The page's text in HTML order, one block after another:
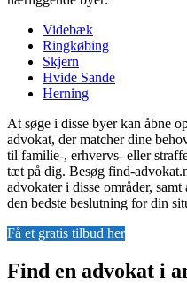
Videbæk
Ringkøbing
Skjern
Hvide Sande
Herning
At søge i disse byer kan åbne
advokat, der matcher dine
til familie-, erhvervs- eller
tæt på dig. Besøg find-
advokater i disse områder,
den bedste beslutning for din
Få et gratis tilbud her
Find en advokat i